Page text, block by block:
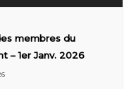
membres du
– 1er Janv. 2026